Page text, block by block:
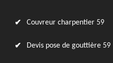
Couvreur charpentier 59
Devis pose de gouttière 59